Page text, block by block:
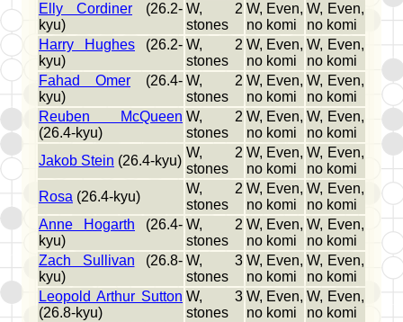
Elly Cordiner (26.2-
kyu)
W, 2
stones
W, Even,
no komi
W, Even,
no komi
Harry Hughes (26.2-
kyu)
W, 2
stones
W, Even,
no komi
W, Even,
no komi
Fahad Omer (26.4-
kyu)
W, 2
stones
W, Even,
no komi
W, Even,
no komi
Reuben McQueen
(26.4-kyu)
W, 2
stones
W, Even,
no komi
W, Even,
no komi
Jakob Stein (26.4-kyu)
W, 2
stones
W, Even,
no komi
W, Even,
no komi
Rosa (26.4-kyu)
W, 2
stones
W, Even,
no komi
W, Even,
no komi
Anne Hogarth (26.4-
kyu)
W, 2
stones
W, Even,
no komi
W, Even,
no komi
Zach Sullivan (26.8-
kyu)
W, 3
stones
W, Even,
no komi
W, Even,
no komi
Leopold Arthur Sutton
(26.8-kyu)
W, 3
stones
W, Even,
no komi
W, Even,
no komi